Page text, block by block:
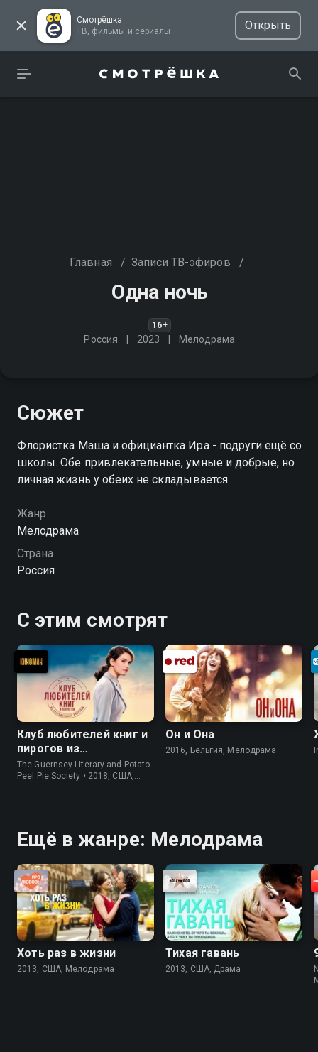
Смотрёшка
ТВ, фильмы и сериалы
Открыть
Главная / Записи ТВ-эфиров /
Одна ночь
16+
Россия 2023 Мелодрама
Сюжет
Флористка Маша и официантка Ира - подруги ещё со
школы. Обе привлекательные, умные и добрые, но
личная жизнь у обеих не складывается
Жанр
Мелодрама
Страна
Россия
С этим смотрят
Клуб любителей книг и
пирогов из
картофельных
очистков
The Guernsey Literary and Potato
Peel Pie Society • 2018, США,
Он и Она
2016, Бельгия, Мелодрама
Ещё в жанре: Мелодрама
Хоть раз в жизни
2013, США, Мелодрама
Тихая гавань
2013, США, Драма